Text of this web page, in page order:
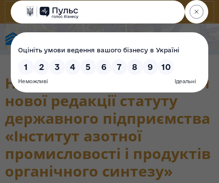
Наказ «Про затвердження
нової редакції статуту
державного підприємства
«Інститут азотної
промисловості і продуктів
органічного синтезу»